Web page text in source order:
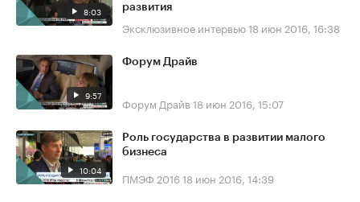
8:03
развития
Эксклюзивное интервью18 июн 2016, 16:38
9:57
Форум Драйв
Форум Драйв 18 июн 2016, 15:07
10:04
Роль государства в развитии малого
бизнеса
ПМЭФ 201618 июн 2016, 14:39